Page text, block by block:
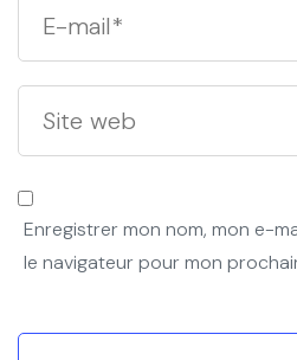
Enregistrer mon nom, mon e-
le navigateur pour mon